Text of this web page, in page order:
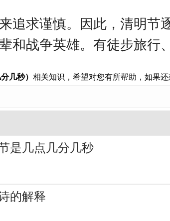
追求谨慎。因此，清明节
战争英雄。有徒步旅行
几秒） 相关知识，希望对您有所帮助，如果
是几点几分几秒
的解释